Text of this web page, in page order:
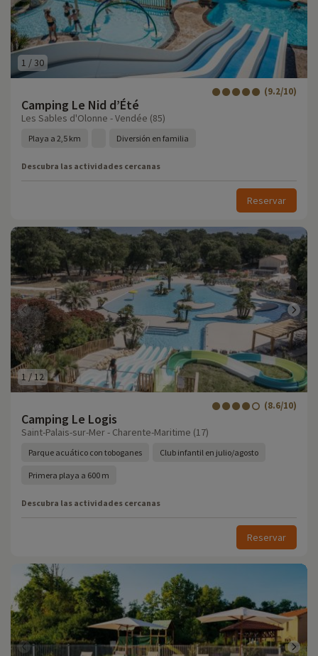
1 /30
Camping Le Nid d’Été
(9.2/10)
Les Sables d'Olonne - Vendée (85)
Playa a 2,5 km Diversión en familia
Descubra las actividades cercanas
Reservar
1 /12
Camping Le Logis
(8.6/10)
Saint-Palais-sur-Mer - Charente-Maritime (17)
Parque acuático con toboganes Club infantil en julio/agosto
Primera playa a 600 m
Descubra las actividades cercanas
Reservar